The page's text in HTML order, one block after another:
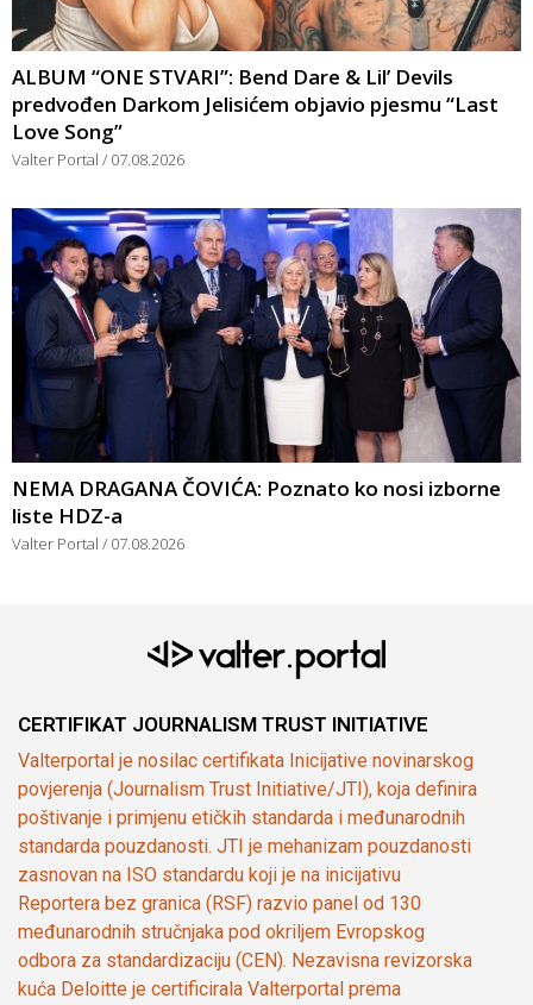
ALBUM “ONE STVARI”: Bend Dare & Lil’ Devils
predvođen Darkom Jelisićem objavio pjesmu “Last
Love Song”
Valter Portal 07.08.2026
NEMA DRAGANA ČOVIĆA: Poznato ko nosi izborne
liste HDZ-a
Valter Portal 07.08.2026
CERTIFIKAT JOURNALISM TRUST INITIATIVE
Valterportal je nosilac certifikata Inicijative novinarskog
povjerenja (Journalism Trust Initiative/JTI), koja definira
poštivanje i primjenu etičkih standarda i međunarodnih
standarda pouzdanosti. JTI je mehanizam pouzdanosti
zasnovan na ISO standardu koji je na inicijativu
Reportera bez granica (RSF) razvio panel od 130
međunarodnih stručnjaka pod okriljem Evropskog
odbora za standardizaciju (CEN). Nezavisna revizorska
kuća Deloitte je certificirala Valterportal prema